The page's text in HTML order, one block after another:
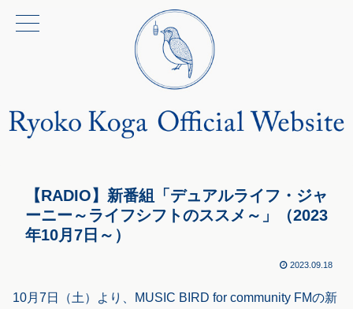
【RADIO】新番組「デュアルライフ・ジャ
ーニー～ライフシフトのススメ～」（2023
年10月7日～）
2023.09.18
10月7日（土）より、MUSIC BIRD for community FMの新